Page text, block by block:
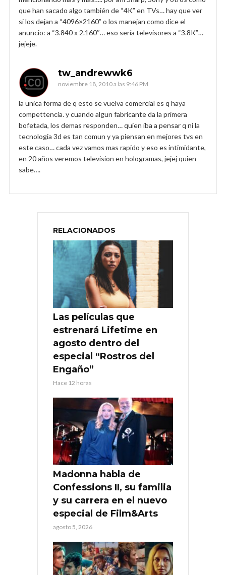
que han sacado algo también de “4K” en TVs… hay que ver
si los dejan a “4096×2160” o los manejan como dice el
anuncio: a “3.840 x 2.160″… eso sería televisores a “3.8K”…
jejeje.
tw_andrewwk6
noviembre 18, 2010 a las 9:46 PM
la unica forma de q esto se vuelva comercial es q haya
compettencia. y cuando algun fabricante da la primera
bofetada, los demas responden… quien iba a pensar q ni la
tecnologia 3d es tan comun y ya piensan en mejores tvs en
este caso… cada vez vamos mas rapido y eso es intimidante,
en 20 años veremos television en hologramas, jejej quien
sabe….
RELACIONADOS
Las películas que
estrenará Lifetime en
agosto dentro del
especial “Rostros del
Engaño”
Hace 12 horas
Madonna habla de
Confessions II, su familia
y su carrera en el nuevo
especial de Film&Arts
agosto 5, 2026